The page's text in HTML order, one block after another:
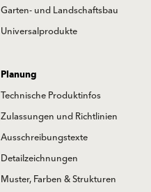
Garten- und Landschaftsbau
Universalprodukte
Planung
Technische Produktinfos
Zulassungen und Richtlinien
Ausschreibungstexte
Detailzeichnungen
Muster, Farben & Strukturen